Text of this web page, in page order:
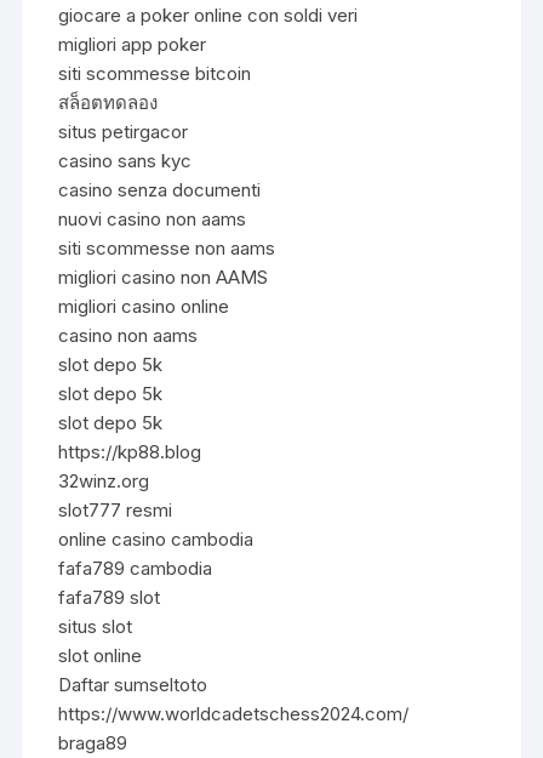
giocare a poker online con soldi veri
migliori app poker
siti scommesse bitcoin
สล็อตทดลอง
situs petirgacor
casino sans kyc
casino senza documenti
nuovi casino non aams
siti scommesse non aams
migliori casino non AAMS
migliori casino online
casino non aams
slot depo 5k
slot depo 5k
slot depo 5k
https://kp88.blog
32winz.org
slot777 resmi
online casino cambodia
fafa789 cambodia
fafa789 slot
situs slot
slot online
Daftar sumseltoto
https://www.worldcadetschess2024.com/
braga89